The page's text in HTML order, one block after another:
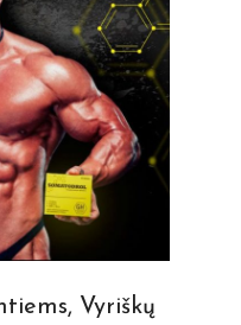
Vyriškų